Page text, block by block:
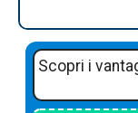
Scopri i